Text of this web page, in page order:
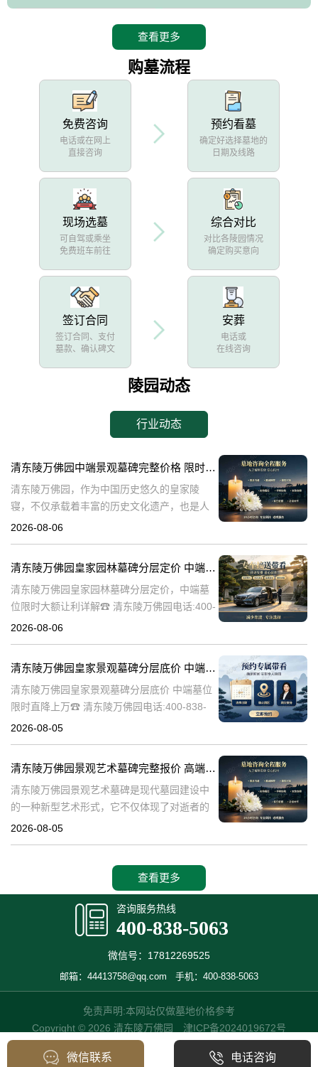
查看更多
购墓流程
免费咨询
电话或在网上
直接咨询
预约看墓
确定好选择墓地的
日期及线路
现场选墓
可自驾或乘坐
免费班车前往
综合对比
对比各陵园情况
确定购买意向
签订合同
签订合同、支付
墓款、确认碑文
安葬
电话或
在线咨询
陵园动态
行业动态
清东陵万佛园中端景观墓碑完整价格 限时减免多年管理费详解
清东陵万佛园，作为中国历史悠久的皇家陵
寝，不仅承载着丰富的历史文化遗产，也是人
们缅怀先人、寄托哀思的重要场所。近年来，
清
2026-08-06
清东陵万佛园皇家园林墓碑分层定价 中端墓位限时大额让利详解
清东陵万佛园皇家园林墓碑分层定价，中端墓
位限时大额让利详解☎ 清东陵万佛园电话:400-
838-5063清东陵万佛园，作为中国历史上著名
2026-08-06
清东陵万佛园皇家景观墓碑分层底价 中端墓位限时直降上万
清东陵万佛园皇家景观墓碑分层底价 中端墓位
限时直降上万☎ 清东陵万佛园电话:400-838-
5063清东陵万佛园，作为中国历史上著名的皇
2026-08-05
清东陵万佛园景观艺术墓碑完整报价 高端墓型大额直降活动详解
清东陵万佛园景观艺术墓碑是现代墓园建设中
的一种新型艺术形式，它不仅体现了对逝者的
尊重和缅怀，更是一种文化艺术的传承。本文
2026-08-05
查看更多
咨询服务热线
400-838-5063
微信号：17812269525
邮箱：44413758@qq.com 手机：400-838-5063
免责声明:本网站仅做墓地价格参考
Copyright © 2026 清东陵万佛园 津ICP备2024019672号
微信联系 电话咨询